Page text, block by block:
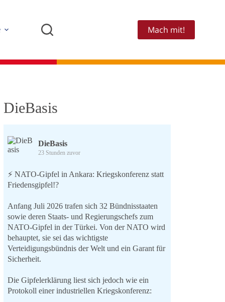
Mach mit!
DieBasis
DieBasis
23 Stunden zuvor
⚡️ NATO-Gipfel in Ankara: Kriegskonferenz statt
Friedensgipfel!?
Anfang Juli 2026 trafen sich 32 Bündnisstaaten
sowie deren Staats- und Regierungschefs zum
NATO-Gipfel in der Türkei. Von der NATO wird
behauptet, sie sei das wichtigste
Verteidigungsbündnis der Welt und ein Garant für
Sicherheit.
Die Gipfelerklärung liest sich jedoch wie ein
Protokoll einer industriellen Kriegskonferenz: